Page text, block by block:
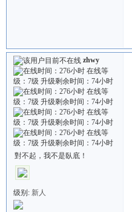
zhwy
對不起，我不是臥底！
级别: 新人